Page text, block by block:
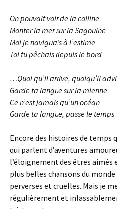
On pouvait voir de la colline
Monter la mer sur la Sagouine
Moi je naviguais à l’estime
Toi tu pêchais depuis le bord
…Quoi qu’il arrive, quoiqu’il
Garde ta langue sur la mienne
Ce n’est jamais qu’un océan
Garde ta langue, passe le temps
Encore des histoires de temps
qui parlent d’aventures
l’éloignement des êtres aimés
plus belles chansons du
perverses et cruelles. Mais je
régulièrement et